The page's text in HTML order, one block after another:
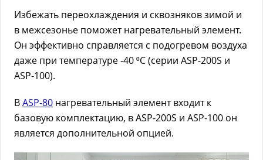
Избежать переохлаждения и сквозняков зимой и
в межсезонье поможет нагревательный элемент.
Он эффективно справляется с подогревом воздуха
даже при температуре -40 ⁰C (серии ASP-200S и
ASP-100).
ВASP-80 нагревательный элемент входит к
базовую комплектацию, в ASP-200S и ASP-100 он
является дополнительной опцией.